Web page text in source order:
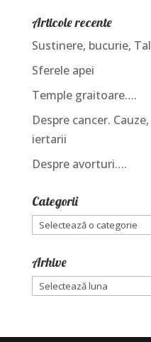
Articole recente
Sustinere, bucurie,
Sferele apei
Temple graitoare….
Despre cancer.
iertarii
Despre avorturi….
Categorii
Categorii
Arhive
Arhive